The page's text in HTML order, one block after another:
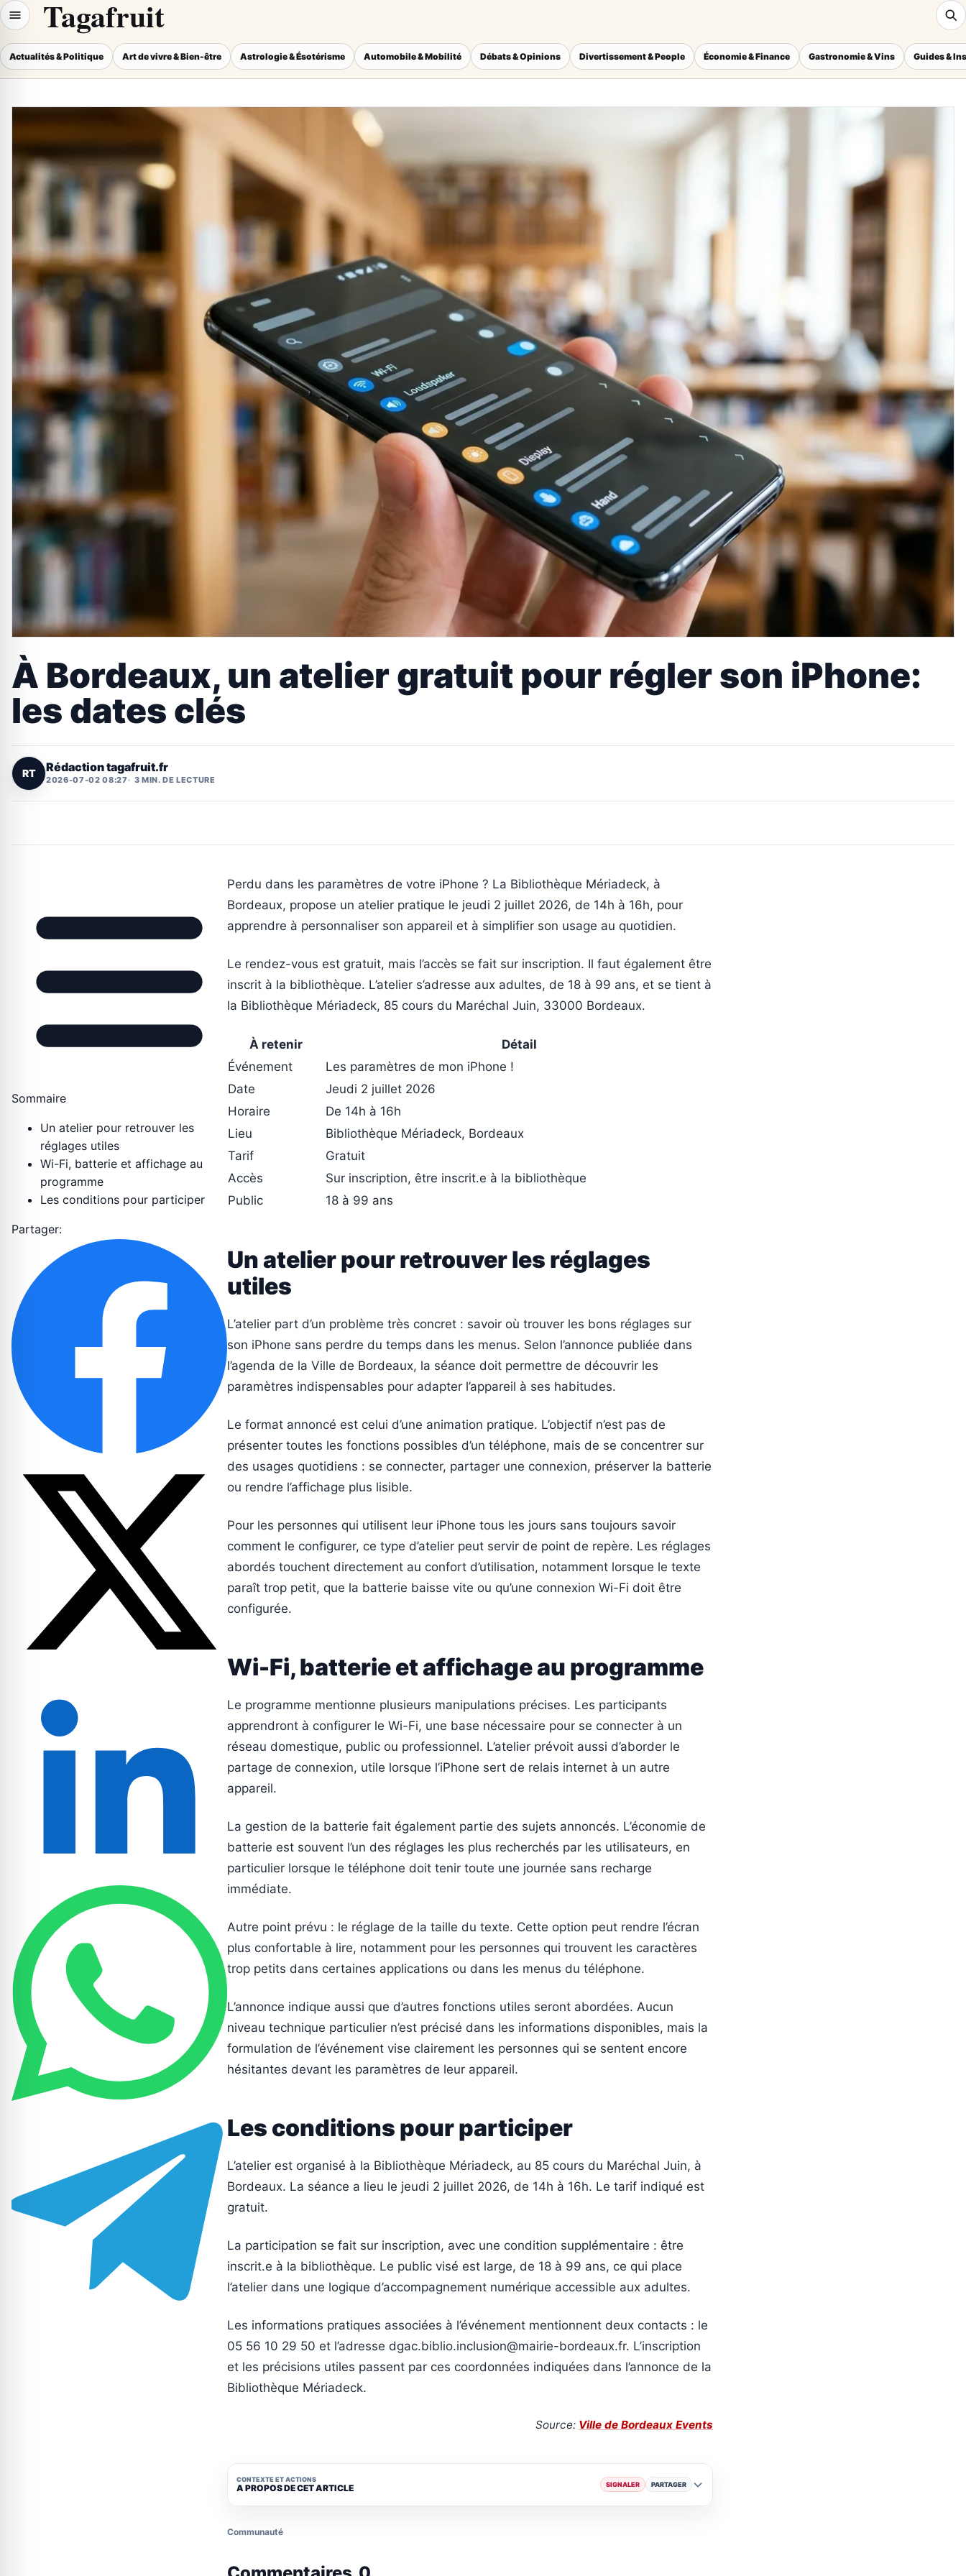
Tagafruit
Actualités & Politique Art de vivre & Bien-être Astrologie & Ésotérisme Automobile & Mobilité Débats & Opinions Divertissement & People Économie & Finance Gastronomie & Vins Guides &
À Bordeaux, un atelier gratuit pour régler son iPhone:
les dates clés
RT Rédaction tagafruit.fr
2026-07-02 08:27 3 MIN. DE LECTURE
Sommaire
Un atelier pour retrouver les
réglages utiles
Wi-Fi, batterie et affichage au
programme
Les conditions pour participer
Partager:
Perdu dans les paramètres de votre iPhone ? La Bibliothèque Mériadeck, à
Bordeaux, propose un atelier pratique le jeudi 2 juillet 2026, de 14h à 16h, pour
apprendre à personnaliser son appareil et à simplifier son usage au quotidien.
Le rendez-vous est gratuit, mais l’accès se fait sur inscription. Il faut également être
inscrit à la bibliothèque. L’atelier s’adresse aux adultes, de 18 à 99 ans, et se tient à
la Bibliothèque Mériadeck, 85 cours du Maréchal Juin, 33000 Bordeaux.
À retenir
Détail
Événement
Les paramètres de mon iPhone !
Date
Jeudi 2 juillet 2026
Horaire
De 14h à 16h
Lieu
Bibliothèque Mériadeck, Bordeaux
Tarif
Gratuit
Accès
Sur inscription, être inscrit.e à la bibliothèque
Public
18 à 99 ans
Un atelier pour retrouver les réglages
utiles
L’atelier part d’un problème très concret : savoir où trouver les bons réglages sur
son iPhone sans perdre du temps dans les menus. Selon l’annonce publiée dans
l’agenda de la Ville de Bordeaux, la séance doit permettre de découvrir les
paramètres indispensables pour adapter l’appareil à ses habitudes.
Le format annoncé est celui d’une animation pratique. L’objectif n’est pas de
présenter toutes les fonctions possibles d’un téléphone, mais de se concentrer sur
des usages quotidiens : se connecter, partager une connexion, préserver la batterie
ou rendre l’affichage plus lisible.
Pour les personnes qui utilisent leur iPhone tous les jours sans toujours savoir
comment le configurer, ce type d’atelier peut servir de point de repère. Les réglages
abordés touchent directement au confort d’utilisation, notamment lorsque le texte
paraît trop petit, que la batterie baisse vite ou qu’une connexion Wi-Fi doit être
configurée.
Wi-Fi, batterie et affichage au programme
Le programme mentionne plusieurs manipulations précises. Les participants
apprendront à configurer le Wi-Fi, une base nécessaire pour se connecter à un
réseau domestique, public ou professionnel. L’atelier prévoit aussi d’aborder le
partage de connexion, utile lorsque l’iPhone sert de relais internet à un autre
appareil.
La gestion de la batterie fait également partie des sujets annoncés. L’économie de
batterie est souvent l’un des réglages les plus recherchés par les utilisateurs, en
particulier lorsque le téléphone doit tenir toute une journée sans recharge
immédiate.
Autre point prévu : le réglage de la taille du texte. Cette option peut rendre l’écran
plus confortable à lire, notamment pour les personnes qui trouvent les caractères
trop petits dans certaines applications ou dans les menus du téléphone.
L’annonce indique aussi que d’autres fonctions utiles seront abordées. Aucun
niveau technique particulier n’est précisé dans les informations disponibles, mais la
formulation de l’événement vise clairement les personnes qui se sentent encore
hésitantes devant les paramètres de leur appareil.
Les conditions pour participer
L’atelier est organisé à la Bibliothèque Mériadeck, au 85 cours du Maréchal Juin, à
Bordeaux. La séance a lieu le jeudi 2 juillet 2026, de 14h à 16h. Le tarif indiqué est
gratuit.
La participation se fait sur inscription, avec une condition supplémentaire : être
inscrit.e à la bibliothèque. Le public visé est large, de 18 à 99 ans, ce qui place
l’atelier dans une logique d’accompagnement numérique accessible aux adultes.
Les informations pratiques associées à l’événement mentionnent deux contacts : le
05 56 10 29 50 et l’adresse dgac.biblio.inclusion@mairie-bordeaux.fr. L’inscription
et les précisions utiles passent par ces coordonnées indiquées dans l’annonce de la
Bibliothèque Mériadeck.
Source: Ville de Bordeaux Events
CONTEXTE ET ACTIONS
A PROPOS DE CET ARTICLE SIGNALER PARTAGER
Communauté